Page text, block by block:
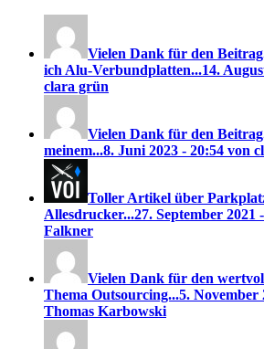
Vielen Dank für den
ich Alu-Verbundplatten...14.
clara grün
Vielen Dank für den
meinem...8. Juni 2023 - 20:54 von
Toller Artikel über
Allesdrucker...27. September 2021
Falkner
Vielen Dank für den
Thema Outsourcing...5. November
Thomas Karbowski